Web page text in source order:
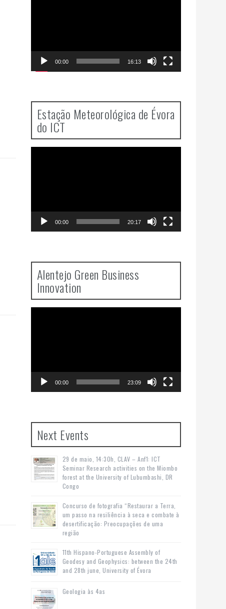
00:00 16:13
Estação Meteorológica de Évora
do ICT
00:00 20:17
Alentejo Green Business
Innovation
00:00 23:09
Next Events
29 de maio, 14:30h, CLAV – Anf1: ICT
Seminar Research activities on the Miombo
forest at the University of Lubumbashi, DR
Congo
Concurso de fotografia “Restaurar a Terra,
um passo na resiliência à seca e combate à
desertificação: Preocupações de uma
região
11th Hispano-Portuguese Assembly of
Geodesy and Geophysics: between the 24th
and 28th june, University of Évora
Geologia às 4as